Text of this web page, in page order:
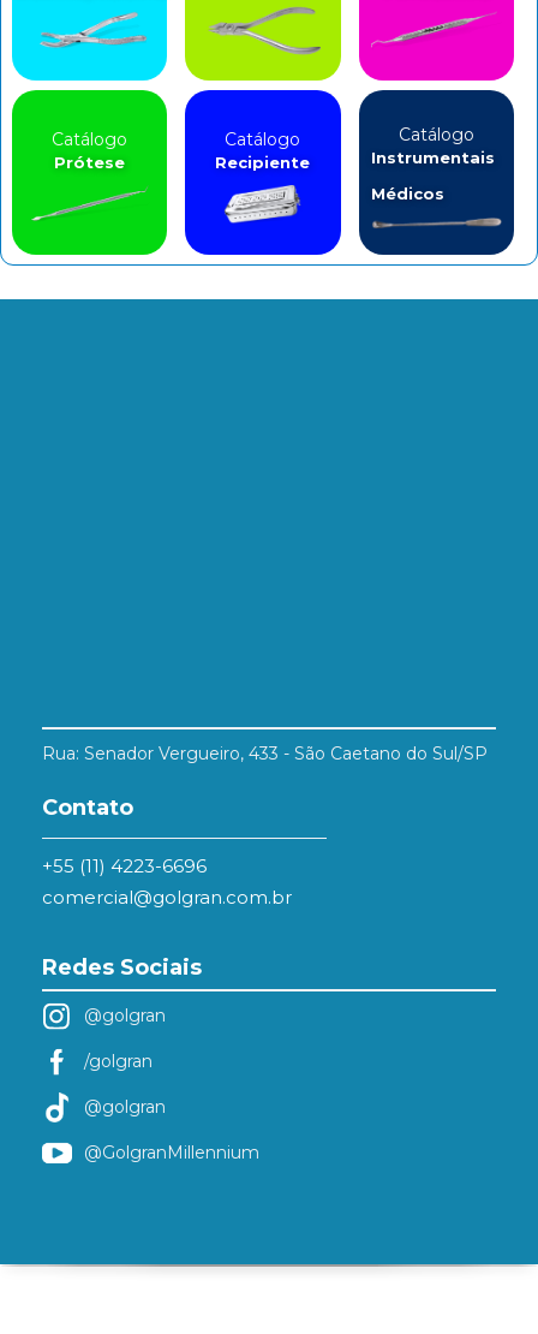
Catálogo
Prótese
Catálogo
Recipiente
Catálogo
Instrumentais
Médicos
Rua: Senador Vergueiro, 433 - São Caetano do Sul/SP
Contato
+55 (11) 4223-6696
comercial@golgran.com.br
Redes Sociais
@golgran
/golgran
@golgran
@GolgranMillennium